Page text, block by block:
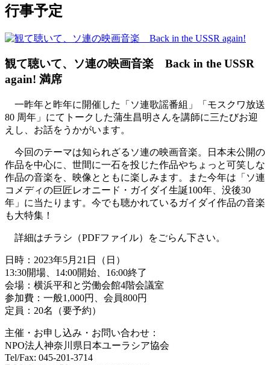
行事予定
観て聴いて、ソ連の映画音楽 Back in the USSR
again! 満席
一昨年と昨年に開催した「ソ連歌謡番組」「モスクワ放送
80 周年」にてトークした蒲生昌明さんを講師に三たびお迎
えし、お話をうかがいます。
今回のテーマは知られざるソ連の映画音楽。日本未公開の
作品を中心に、世間に一石を投じた作品やちょっと可笑しな
作品の音楽を、映像とともに楽しみます。また今年は「ソ連
コメディの巨匠レオニード・ガイダイ生誕100年、没後30
年」に当たります。今でも聴かれているガイダイ作品の音楽
も大特集！
詳細はチラシ（PDFファイル）をごらん下さい。
日時：2023年5月21日（日）
13:30開場、14:00開始、16:00終了
会場：横浜平和と労働会館4階会議室
参加費：一般1,000円、会員800円
定員：20名（要予約）
主催・お申し込み・お問い合わせ：
NPO法人神奈川県日本ユーラシア協会
Tel/Fax: 045-201-3714